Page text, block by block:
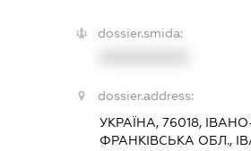
dossier.smida:
dossier.address:
УКРАЇНА, 76018,
ФРАНКІВСЬКА ОБЛ.,